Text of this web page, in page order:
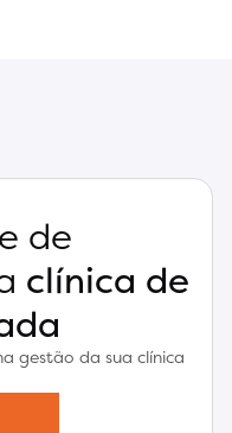
de
clínica de
gestão da sua clínica